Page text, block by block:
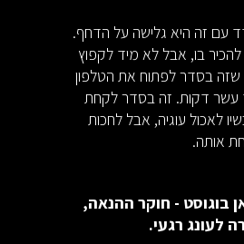
עם זה היא גלישה על הדחף.
בו, אבל לא מיד לקפוץ
שזה בסדר לפתוח את הטלפון
עשר דקות. זה בסדר לקחת
לאכול עוגיה, אבל לחכות
אותה.
בוגוסט - חוקר ההנאה,
לעונג רגעי.